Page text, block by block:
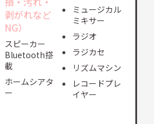
剥がれなど
NG）
スピーカー
Bluetooth搭
載
ホームシアタ
ー
ミュージカル
ミキサー
ラジオ
ラジカセ
リズムマシン
レコードプレ
イヤー